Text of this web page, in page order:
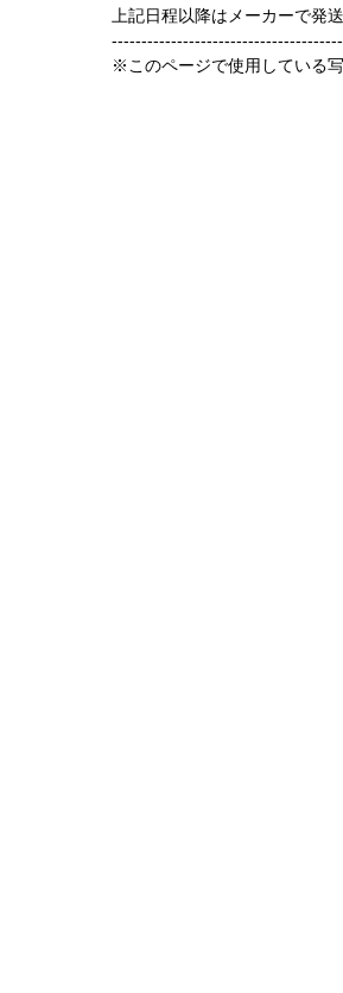
上記日程以降はメーカーで発
※このページで使用している